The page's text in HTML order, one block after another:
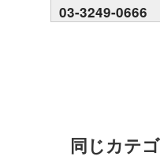
03-3249-0666
同じカテ